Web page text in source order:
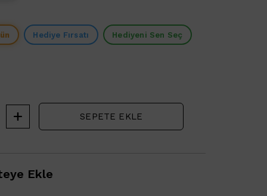
Hediye Fırsatı Hediyeni Sen Seç
SEPETE EKLE
Ekle